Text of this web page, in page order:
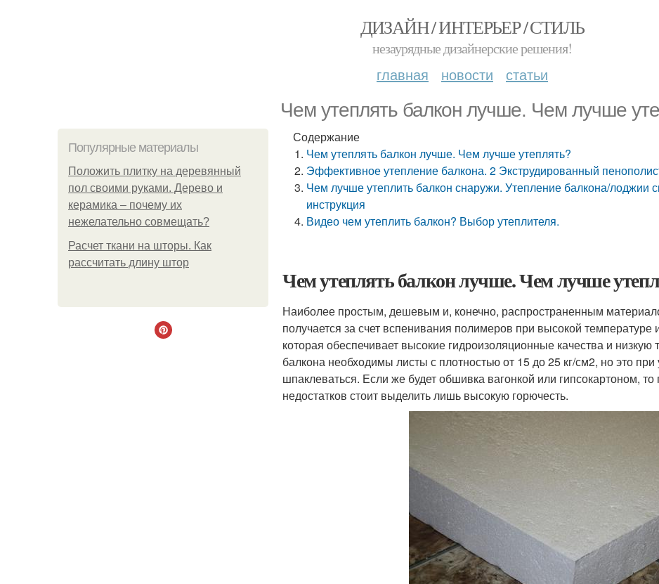
ДИЗАЙН / ИНТЕРЬЕР / СТИЛЬ
незаурядные дизайнерские решения!
главная новости статьи
Чем утеплять балкон лучше. Чем лучше
Популярные материалы
Положить плитку на деревянный
пол своими руками. Дерево и
керамика – почему их
нежелательно совмещать?
Расчет ткани на шторы. Как
рассчитать длину штор
Содержание
Чем утеплять балкон лучше. Чем лучше утеплять?
Эффективное утепление балкона. 2 Экструдированный
Чем лучше утеплить балкон снаружи. Утепление балкона/лоджии
инструкция
Видео чем утеплить балкон? Выбор утеплителя.
Чем утеплять балкон лучше. Чем лучше
Наиболее простым, дешевым и, конечно, распространенным
получается за счет вспенивания полимеров при высокой температуре
которая обеспечивает высокие гидроизоляционные качества и
балкона необходимы листы с плотностью от 15 до 25 кг/см2, но это
шпаклеваться. Если же будет обшивка вагонкой или гипсокартоном,
недостатков стоит выделить лишь высокую горючесть.